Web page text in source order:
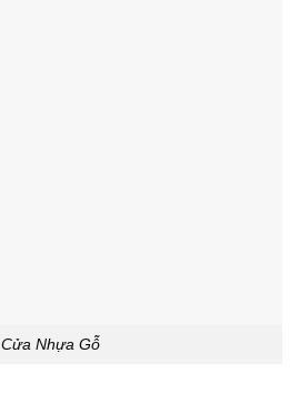
Cửa Nhựa Gỗ